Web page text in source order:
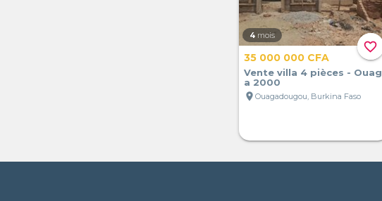
favorite_border
4 mois
35 000 000 CFA
Vente villa 4 pièces - Ouag
a 2000
location_on Ouagadougou, Burkina Faso